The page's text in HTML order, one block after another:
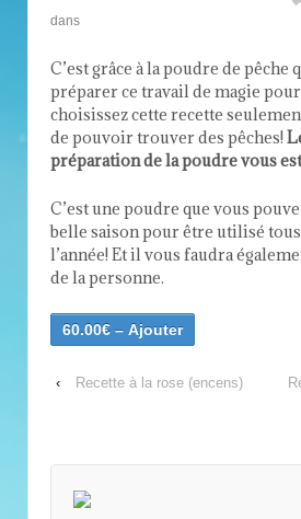
dans
C’est grâce à la poudre de pêche
préparer ce travail de magie
choisissez cette recette
de pouvoir trouver des pêches!
préparation de la poudre vous
C’est une poudre que vous
belle saison pour être utilisé
l’année! Et il vous faudra
de la personne.
60.00€ – Ajouter
‹ Recette à la rose (encens)